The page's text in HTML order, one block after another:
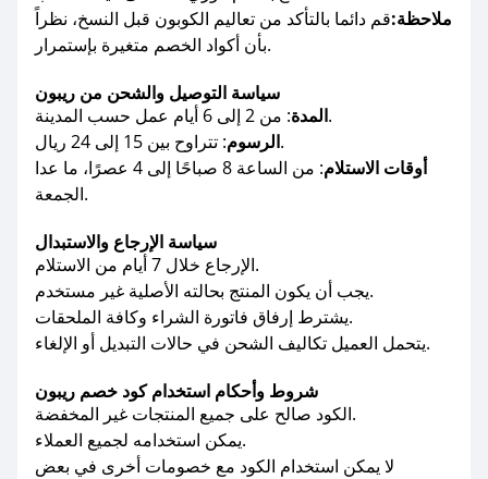
ملاحظة:قم دائما بالتأكد من تعاليم الكوبون قبل النسخ، نظراً
بأن أكواد الخصم متغيرة بإستمرار.
سياسة التوصيل والشحن من ريبون
المدة: من 2 إلى 6 أيام عمل حسب المدينة.
الرسوم: تتراوح بين 15 إلى 24 ريال.
أوقات الاستلام
: من الساعة 8 صباحًا إلى 4 عصرًا، ما عدا
الجمعة.
سياسة الإرجاع والاستبدال
الإرجاع خلال 7 أيام من الاستلام.
يجب أن يكون المنتج بحالته الأصلية غير مستخدم.
يشترط إرفاق فاتورة الشراء وكافة الملحقات.
يتحمل العميل تكاليف الشحن في حالات التبديل أو الإلغاء.
شروط وأحكام استخدام كود خصم ريبون
الكود صالح على جميع المنتجات غير المخفضة.
يمكن استخدامه لجميع العملاء.
لا يمكن استخدام الكود مع خصومات أخرى في بعض